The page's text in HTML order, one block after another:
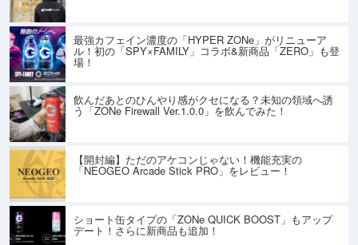
最強カフェイン濃度の「HYPER ZONe」がリニューア
ル！初の「SPY×FAMILY」コラボ&新商品「ZERO」も登
場！
飲んだあとのひんやり感がクセになる？未知の領域へ誘
う「ZONe Firewall Ver.1.0.0」を飲んでみた！
【開封編】ただのアケコンじゃない！機能充実の
「NEOGEO Arcade Stick PRO」をレビュー！
ショート缶タイプの「ZONe QUICK BOOST」もアップ
デート！さらに新商品も追加！